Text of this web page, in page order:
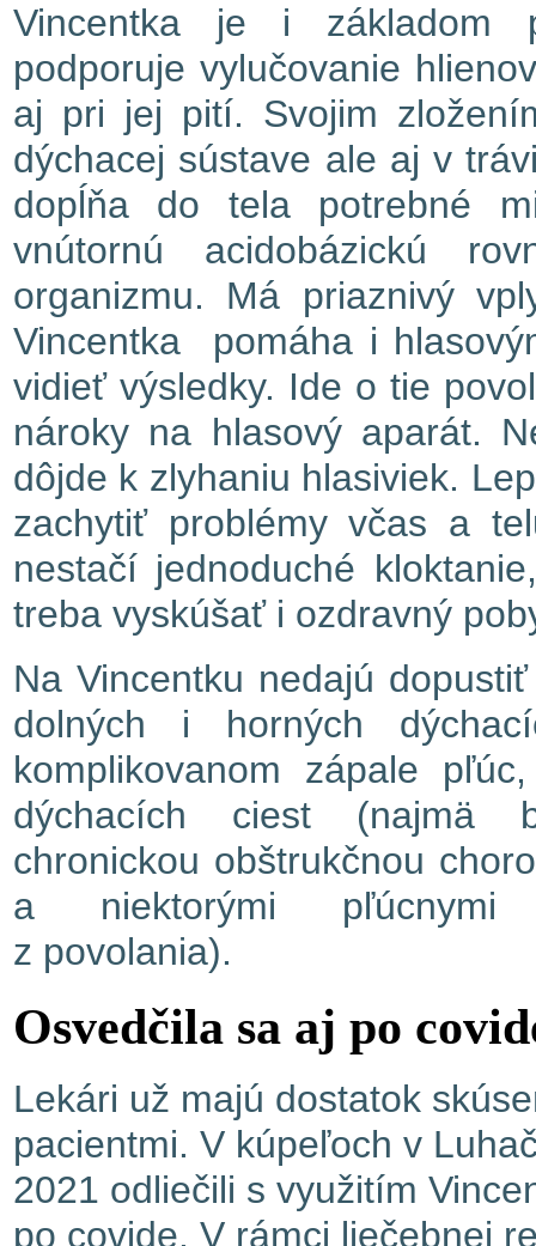
Vincentka je i základom
podporuje vylučovanie
aj pri jej pití. Svojim
dýchacej sústave ale aj v
dopĺňa do tela potrebné
vnútornú acidobázickú
organizmu. Má priaznivý
Vincentka pomáha i
vidieť výsledky. Ide o tie
nároky na hlasový aparát.
dôjde k zlyhaniu hlasiviek.
zachytiť problémy včas a
nestačí jednoduché
treba vyskúšať i ozdravný
Na Vincentku nedajú
dolných i horných
komplikovanom zápale
dýchacích ciest (najmä
chronickou obštrukčnou
a niektorými pľúcnymi
z povolania).
Osvedčila sa aj po
Lekári už majú dostatok
pacientmi. V kúpeľoch v
2021 odliečili s využitím
po covide. V rámci liečebnej